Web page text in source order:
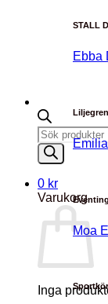
Products
search
0 kr
Varukorg
Inga
STALL
Ebba
Moa